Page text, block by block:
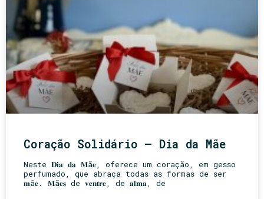
Coração Solidário – Dia da Mãe
Neste 𝐃𝐢𝐚 𝐝𝐚 𝐌ã𝐞, oferece um coração, em gesso
perfumado, que abraça todas as formas de ser
𝐦ã𝐞. 𝐌ã𝐞𝐬 de 𝐯𝐞𝐧𝐭𝐫𝐞, de 𝐚𝐥𝐦𝐚, de